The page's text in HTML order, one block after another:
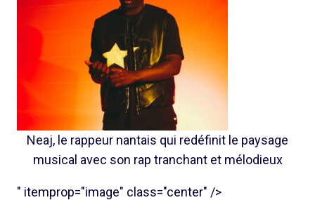
Neaj, le rappeur nantais qui redéfinit le paysage
musical avec son rap tranchant et mélodieux
" itemprop="image" class="center" />